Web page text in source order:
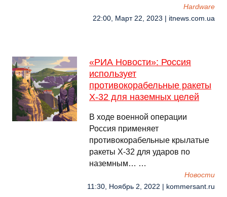
Hardware
22:00, Март 22, 2023 | itnews.com.ua
«РИА Новости»: Россия
использует
противокорабельные ракеты
X-32 для наземных целей
В ходе военной операции
Россия применяет
противокорабельные крылатые
ракеты Х-32 для ударов по
наземным… …
Новости
11:30, Ноябрь 2, 2022 | kommersant.ru